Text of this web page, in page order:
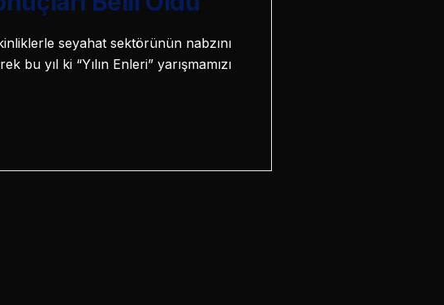
seyahat sektörünün nabzını
bu yıl ki “Yılın Enleri” yarışmamızı